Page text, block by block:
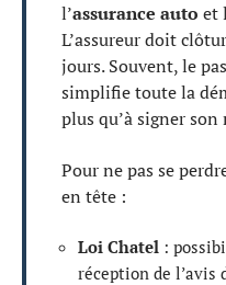
l’assurance auto et
L’assureur doit
jours. Souvent, le
simplifie toute la
plus qu’à signer
Pour ne pas se
en tête :
Loi Chatel :
réception de l’avis